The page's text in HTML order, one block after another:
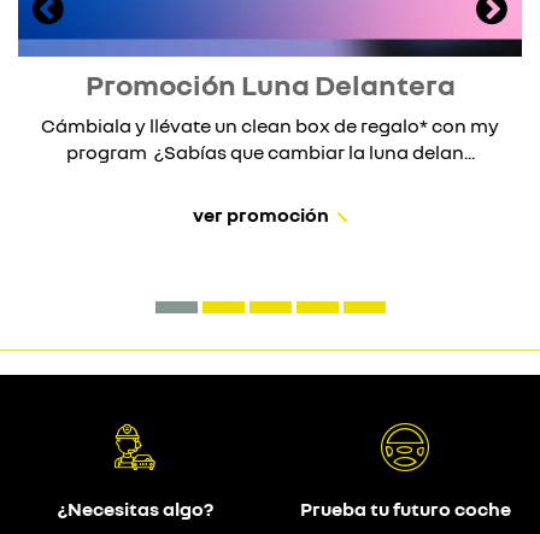
Promoción Luna Delantera
Cámbiala y llévate un clean box de regalo* con my
program ¿Sabías que cambiar la luna delan...
ver promoción
¿Necesitas algo?
Prueba tu futuro coche